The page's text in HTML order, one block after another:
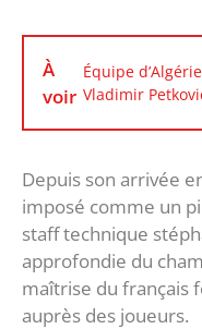
À
voir
Équipe
Vladimir
Depuis son arrivée
imposé comme un
staff technique
approfondie du
maîtrise du français
auprès des joueurs.